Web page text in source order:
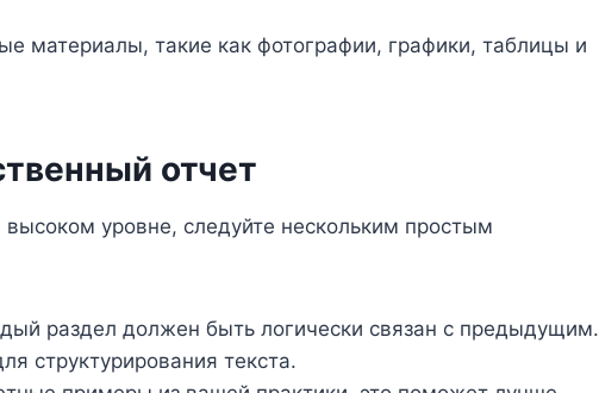
материалы, такие как фотографии, графики, таблицы и
отчет
уровне, следуйте нескольким простым
раздел должен быть логически связан с предыдущим.
структурирования текста.